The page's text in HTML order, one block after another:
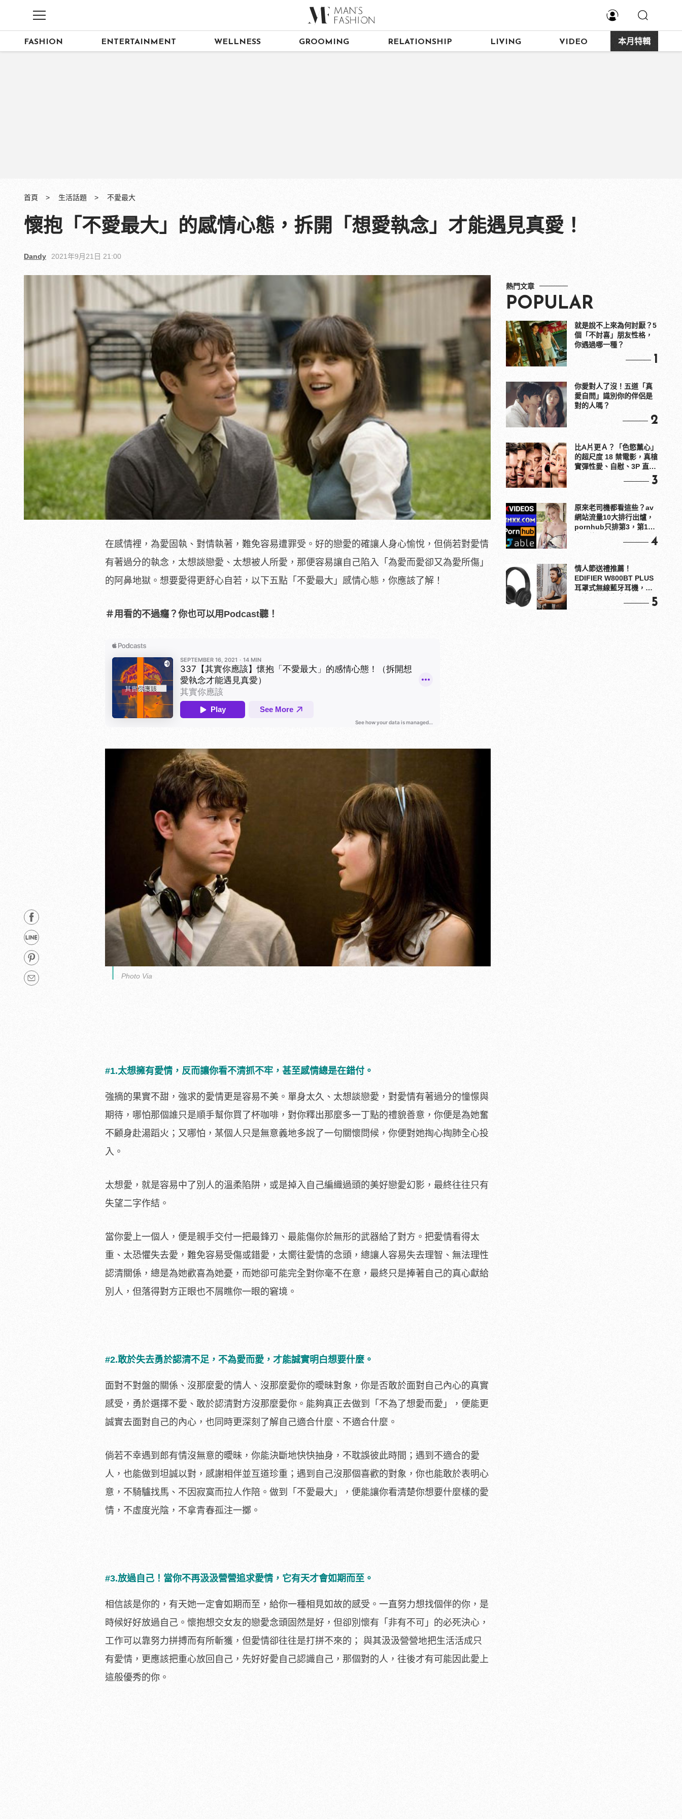
FASHION ENTERTAINMENT WELLNESS GROOMING RELATIONSHIP LIVING VIDEO 本月特輯
首頁 生活話題 不愛最大
懷抱「不愛最大」的感情心態，拆開「想愛執念」才能遇見真愛！
Dandy 2021年9月21日 21:00
在感情裡，為愛固執、對情執著，難免容易遭罪受。好的戀愛的確讓人身心愉悅，但倘若對愛情
有著過分的執念，太想談戀愛、太想被人所愛，那便容易讓自己陷入「為愛而愛卻又為愛所傷」
的阿鼻地獄。想要愛得更舒心自若，以下五點「不愛最大」感情心態，你應該了解！
＃用看的不過癮？你也可以用Podcast聽！
Photo Via
#1.太想擁有愛情，反而讓你看不清抓不牢，甚至感情總是在錯付。
強摘的果實不甜，強求的愛情更是容易不美。單身太久、太想談戀愛，對愛情有著過分的憧憬與
期待，哪怕那個誰只是順手幫你買了杯咖啡，對你釋出那麼多一丁點的禮貌善意，你便是為她奮
不顧身赴湯蹈火；又哪怕，某個人只是無意義地多說了一句關懷問候，你便對她掏心掏肺全心投
入。
太想愛，就是容易中了別人的溫柔陷阱，或是掉入自己編織過頭的美好戀愛幻影，最終往往只有
失望二字作結。
當你愛上一個人，便是親手交付一把最鋒刃、最能傷你於無形的武器給了對方。把愛情看得太
重、太恐懼失去愛，難免容易受傷或錯愛，太嚮往愛情的念頭，總讓人容易失去理智、無法理性
認清關係，總是為她歡喜為她憂，而她卻可能完全對你毫不在意，最終只是捧著自己的真心獻給
別人，但落得對方正眼也不屑瞧你一眼的窘境。
#2.敢於失去勇於認清不足，不為愛而愛，才能誠實明白想要什麼。
面對不對盤的關係、沒那麼愛的情人、沒那麼愛你的曖昧對象，你是否敢於面對自己內心的真實
感受，勇於選擇不愛、敢於認清對方沒那麼愛你。能夠真正去做到「不為了想愛而愛」，便能更
誠實去面對自己的內心，也同時更深刻了解自己適合什麼、不適合什麼。
倘若不幸遇到郎有情沒無意的曖昧，你能決斷地快快抽身，不耽誤彼此時間；遇到不適合的愛
人，也能做到坦誠以對，感謝相伴並互道珍重；遇到自己沒那個喜歡的對象，你也能敢於表明心
意，不騎驢找馬、不因寂寞而拉人作陪。做到「不愛最大」，便能讓你看清楚你想要什麼樣的愛
情，不虛度光陰，不拿青春孤注一擲。
#3.放過自己！當你不再汲汲營營追求愛情，它有天才會如期而至。
相信該是你的，有天她一定會如期而至，給你一種相見如故的感受。一直努力想找個伴的你，是
時候好好放過自己。懷抱想交女友的戀愛念頭固然是好，但卻別懷有「非有不可」的必死決心，
工作可以靠努力拼搏而有所斬獲，但愛情卻往往是打拼不來的； 與其汲汲營營地把生活活成只
有愛情，更應該把重心放回自己，先好好愛自己認識自己，那個對的人，往後才有可能因此愛上
這般優秀的你。
熱門文章
POPULAR
就是說不上來為何討厭？5
個「不討喜」朋友性格，
你遇過哪一種？
1
你愛對人了沒！五道「真
愛自問」識別你的伴侶是
對的人嗎？
2
比A片更Ａ？「色慾薰心」
的超尺度 18 禁電影，真槍
實彈性愛、自慰、3P 直接
3
原來老司機都看這些？av
網站流量10大排行出爐，
pornhub只排第3，第1名
4
情人節送禮推薦！
EDIFIER W800BT PLUS
耳罩式無線藍牙耳機，在
5